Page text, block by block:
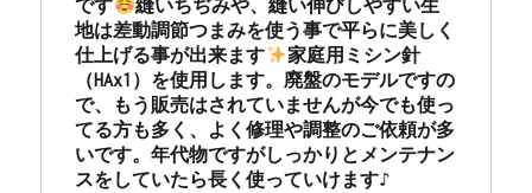
です
縫いちぢみや、縫い伸びしやすい生
地は差動調節つまみを使う事で平らに美しく
仕上げる事が出来ます
家庭用ミシン針
（HAx1）を使用します。廃盤のモデルですの
で、もう販売はされていませんが今でも使っ
てる方も多く、よく修理や調整のご依頼が多
いです。年代物ですがしっかりとメンテナン